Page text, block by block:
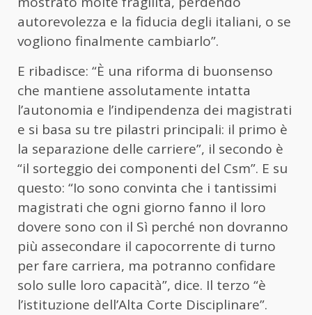
autorevolezza e la fiducia degli italiani, o se
vogliono finalmente cambiarlo”.
E ribadisce: “È una riforma di buonsenso
che mantiene assolutamente intatta
l’autonomia e l’indipendenza dei magistrati
e si basa su tre pilastri principali: il primo è
la separazione delle carriere”, il secondo è
“il sorteggio dei componenti del Csm”. E su
questo: “Io sono convinta che i tantissimi
magistrati che ogni giorno fanno il loro
dovere sono con il Sì perché non dovranno
più assecondare il capocorrente di turno
per fare carriera, ma potranno confidare
solo sulle loro capacità”, dice. Il terzo “è
l’istituzione dell’Alta Corte Disciplinare”.